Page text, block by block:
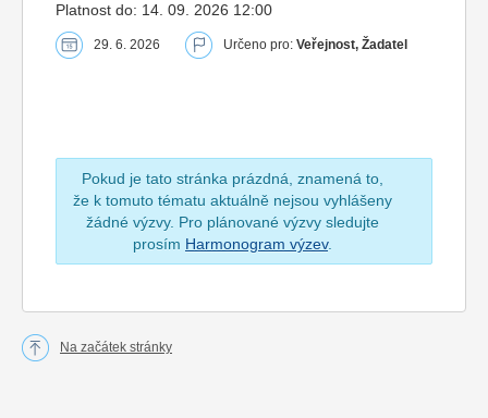
Platnost do: 14. 09. 2026 12:00
29. 6. 2026 Určeno pro: Veřejnost, Žadatel
Pokud je tato stránka prázdná, znamená to,
že k tomuto tématu aktuálně nejsou vyhlášeny
žádné výzvy. Pro plánované výzvy sledujte
prosím Harmonogram výzev.
Na začátek stránky